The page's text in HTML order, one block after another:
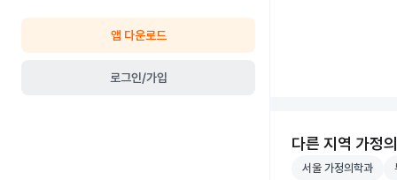
앱 다운로드
로그인/가입
다른 지역 가정
서울 가정의학과
서울 가정의학과